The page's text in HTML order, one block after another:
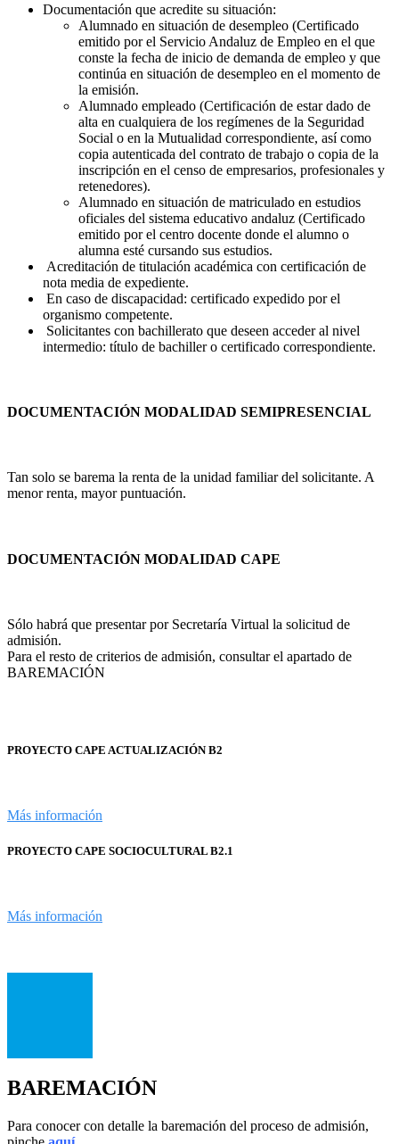
Documentación que acredite su situación:
Alumnado en situación de desempleo (Certificado
emitido por el Servicio Andaluz de Empleo en el que
conste la fecha de inicio de demanda de empleo y que
continúa en situación de desempleo en el momento de
la emisión.
Alumnado empleado (Certificación de estar dado de
alta en cualquiera de los regímenes de la Seguridad
Social o en la Mutualidad correspondiente, así como
copia autenticada del contrato de trabajo o copia de la
inscripción en el censo de empresarios, profesionales y
retenedores).
Alumnado en situación de matriculado en estudios
oficiales del sistema educativo andaluz (Certificado
emitido por el centro docente donde el alumno o
alumna esté cursando sus estudios.
Acreditación de titulación académica con certificación de
nota media de expediente.
En caso de discapacidad: certificado expedido por el
organismo competente.
Solicitantes con bachillerato que deseen acceder al nivel
intermedio: título de bachiller o certificado correspondiente.
DOCUMENTACIÓN MODALIDAD SEMIPRESENCIAL
Tan solo se barema la renta de la unidad familiar del solicitante. A
menor renta, mayor puntuación.
DOCUMENTACIÓN MODALIDAD CAPE
Sólo habrá que presentar por Secretaría Virtual la solicitud de
admisión.
Para el resto de criterios de admisión, consultar el apartado de
BAREMACIÓN
PROYECTO CAPE ACTUALIZACIÓN B2
Más información
PROYECTO CAPE SOCIOCULTURAL B2.1
Más información
BAREMACIÓN
Para conocer con detalle la baremación del proceso de admisión,